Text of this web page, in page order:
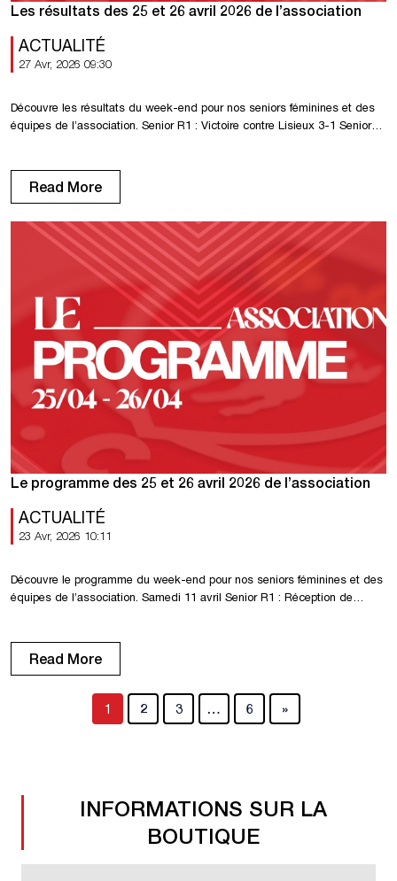
Les résultats des 25 et 26 avril 2026 de l’association
ACTUALITÉ
27 Avr, 2026 09:30
Découvre les résultats du week-end pour nos seniors féminines et des
équipes de l’association. Senior R1 : Victoire contre Lisieux 3-1 Senior
Maromme 4-2 U16 R2 : Victoire contre […]
Read More
Le programme des 25 et 26 avril 2026 de l’association
ACTUALITÉ
23 Avr, 2026 10:11
Découvre le programme du week-end pour nos seniors féminines et des
équipes de l’association. Samedi 11 avril Senior R1 : Réception de
13h00. Dimanche 12 avril Senior R1F : […]
Read More
1 2 3 … 6 »
INFORMATIONS SUR LA
BOUTIQUE